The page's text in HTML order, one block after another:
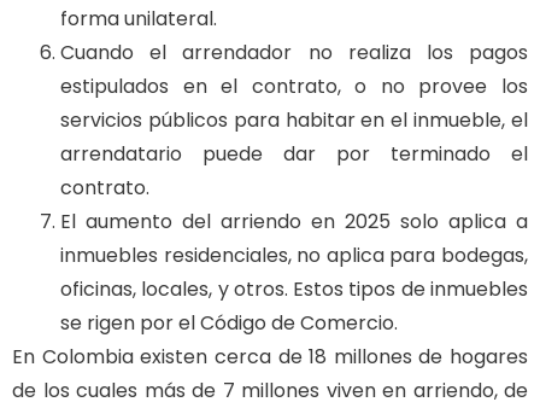
forma unilateral.
Cuando el arrendador no realiza los pagos
estipulados en el contrato, o no provee los
servicios públicos para habitar en el inmueble, el
arrendatario puede dar por terminado el
contrato.
El aumento del arriendo en 2025 solo aplica a
inmuebles residenciales, no aplica para bodegas,
oficinas, locales, y otros. Estos tipos de inmuebles
se rigen por el Código de Comercio.
En Colombia existen cerca de 18 millones de hogares
de los cuales más de 7 millones viven en arriendo, de